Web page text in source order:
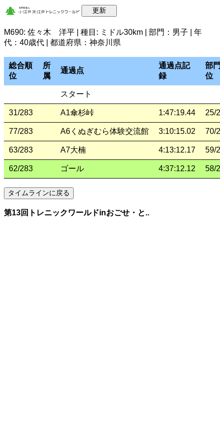
M690: 佐々木 洋平 | 種目: ミドル30km | 部門：男子 | 年
代：40歳代 | 都道府県：神奈川県
総合順
位
所
属
通過点
通過点記
録
部
位
スタート
31/283 A1傘杉峠 1:47:19.44 25/
77/283 A6くぬぎむら体験交流館 3:10:15.02 70/
63/283 A7大楠 4:13:12.17 59/
62/283 ゴール 4:37:12.12 58/
第13回トレニックワールドinおごせ・と..